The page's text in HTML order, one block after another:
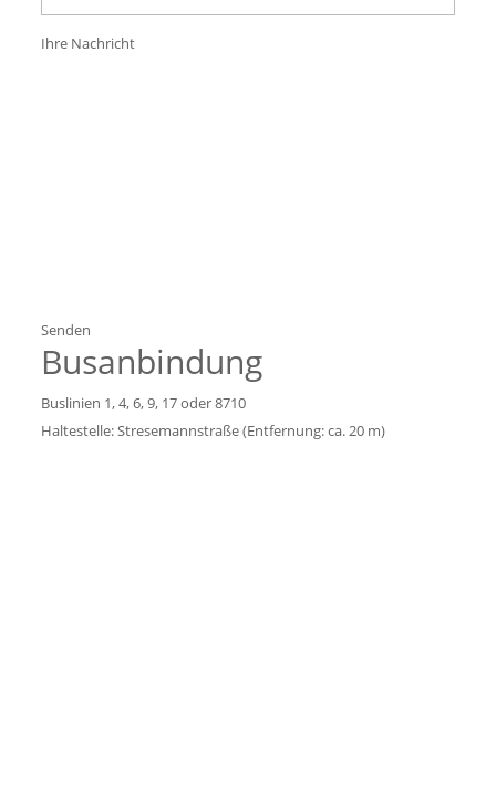
Ihre Nachricht
Busanbindung
Buslinien 1, 4, 6, 9, 17 oder 8710
Haltestelle: Stresemannstraße (Entfernung: ca. 20 m)